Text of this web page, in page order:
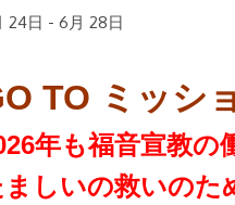
24日 - 6月 28日
TO ミッシ
年も福音宣教の
ましいの救いのた